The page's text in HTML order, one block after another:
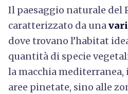
Il paesaggio naturale del
caratterizzato da una
dove trovano l’habitat
quantità di specie
la macchia mediterranea,
aree pinetate, sino alle